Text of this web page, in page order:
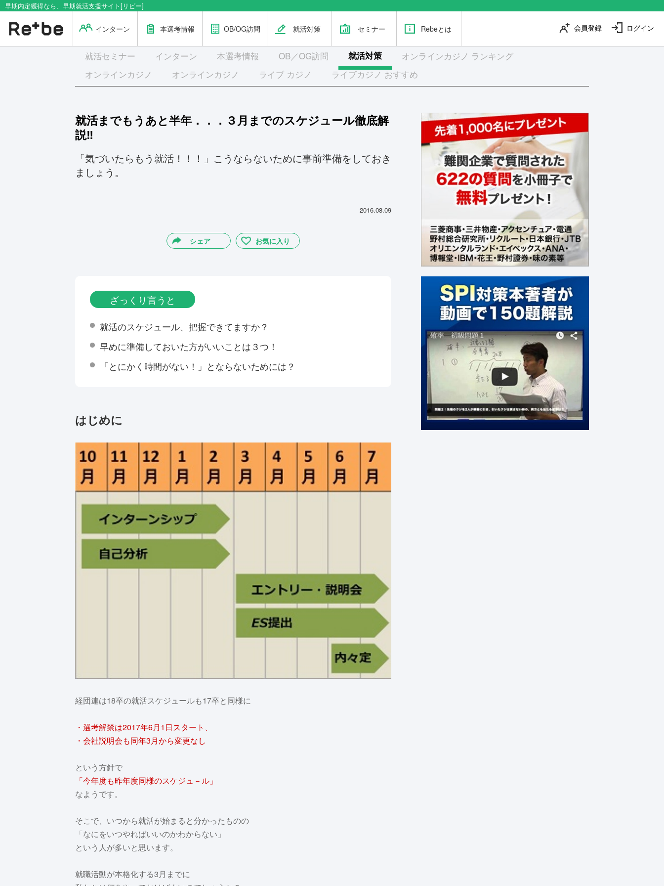
早期内定獲得なら、早期就活支援サイト[リビー]
ログイン
会員登録
インターン 本選考情報 OB/OG訪問 就活対策 セミナー Rebeとは
就活セミナー インターン 本選考情報 OB／OG訪問 就活対策
オンラインカジノ ランキング
オンラインカジノ
オンラインカジノ ライブ カジノ ライブカジノ おすすめ
就活までもうあと半年．．．３月までのスケジュール徹底解
説‼
「気づいたらもう就活！！！」こうならないために事前準備をしておき
ましょう。
2016.08.09
シェア お気に入り
ざっくり言うと
就活のスケジュール、把握できてますか？
早めに準備しておいた方がいいことは３つ！
「とにかく時間がない！」とならないためには？
はじめに
経団連は18卒の就活スケジュールも17卒と同様に
・選考解禁は2017年6月1日スタート、
・会社説明会も同年3月から変更なし
という方針で
「今年度も昨年度同様のスケジュ－ル」
なようです。
そこで、いつから就活が始まると分かったものの
「なにをいつやればいいのかわからない」
という人が多いと思います。
就職活動が本格化する3月までに